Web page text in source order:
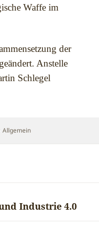
Waffe im
der
Anstelle
Schlegel
Kategorien
Allgemein
Industrie 4.0